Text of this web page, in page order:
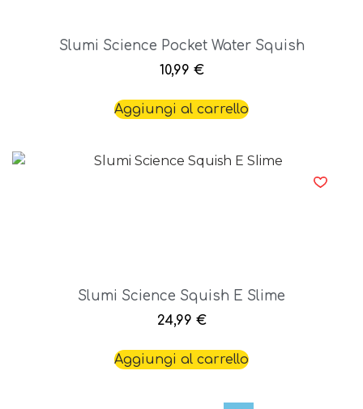
Slumi Science Pocket Water Squish
10,99 €
Aggiungi al carrello
Slumi Science Squish E Slime
24,99 €
Aggiungi al carrello